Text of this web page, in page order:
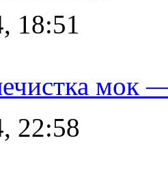
18:51
мок
22:58